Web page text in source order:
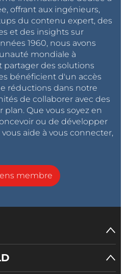
offrant aux ingénieurs,
du contenu expert, des
et des insights sur
1960, nous avons
mondiale à
partager des solutions
bénéficient d'un accès
réductions dans notre
de collaborer avec des
Que vous soyez en
ou de développer
aide à vous connecter,
membre